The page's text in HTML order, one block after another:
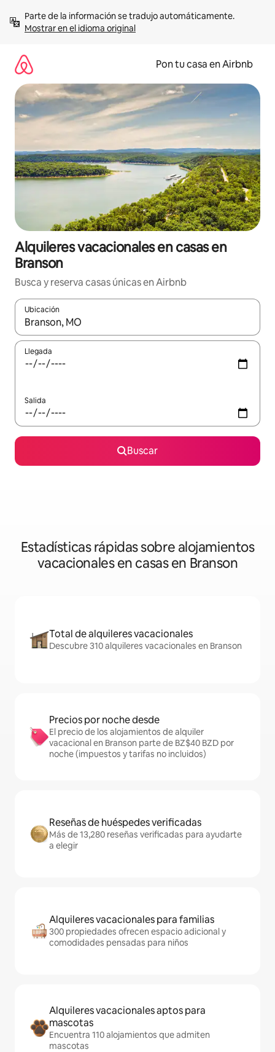
contenidoMostrar en el idioma original
Pon tu casa en Airbnb
Alquileres vacacionales en casas en
Branson
Busca y reserva casas únicas en Airbnb
Ubicación
Cuando los resultados estén disponibles, navega con las
Llegada
Salida
Buscar
Estadísticas rápidas sobre alojamientos
vacacionales en casas en Branson
Total de alquileres vacacionales
Descubre 310 alquileres vacacionales en Branson
Precios por noche desde
El precio de los alojamientos de alquiler
vacacional en Branson parte de BZ$40 BZD por
noche (impuestos y tarifas no incluidos)
Reseñas de huéspedes verificadas
Más de 13,280 reseñas verificadas para ayudarte
a elegir
Alquileres vacacionales para familias
300 propiedades ofrecen espacio adicional y
comodidades pensadas para niños
Alquileres vacacionales aptos para
mascotas
Encuentra 110 alojamientos que admiten
mascotas